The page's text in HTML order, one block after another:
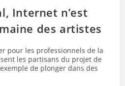
Internet n’est
des artistes
pour les professionnels de la
les partisans du projet de
de plonger dans des